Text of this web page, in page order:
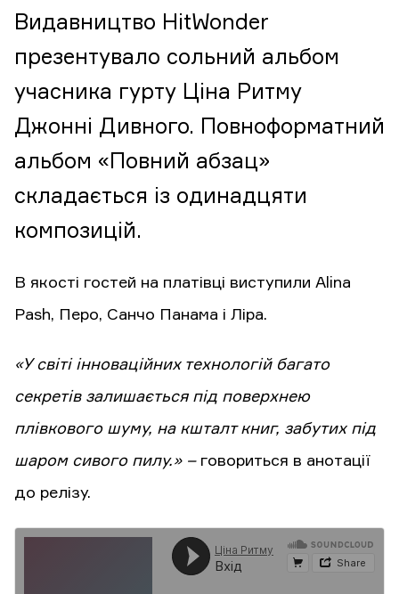
Видавництво HitWonder
презентувало сольний альбом
учасника гурту Ціна Ритму
Джонні Дивного. Повноформатний
альбом «Повний абзац»
складається із одинадцяти
композицій.
В якості гостей на платівці виступили Alina
Pash, Перо, Санчо Панама і Ліра.
«У світі інноваційних технологій багато
секретів залишається під поверхнею
плівкового шуму, на кшталт книг, забутих під
шаром сивого пилу.» – говориться в анотації
до релізу.